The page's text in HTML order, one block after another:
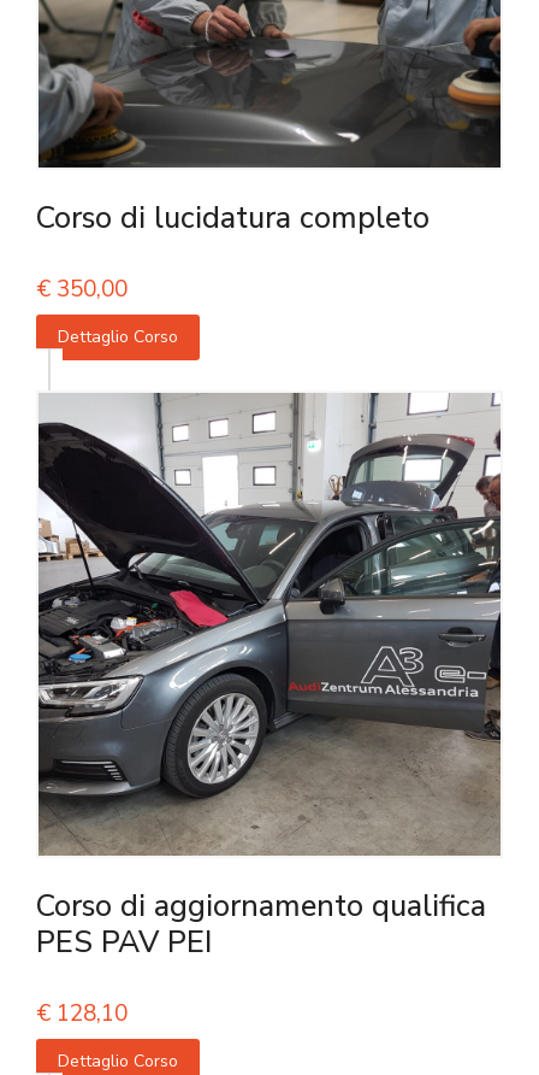
Corso di lucidatura completo
€ 350,00
Dettaglio Corso
Corso di aggiornamento qualifica
PES PAV PEI
€ 128,10
Dettaglio Corso